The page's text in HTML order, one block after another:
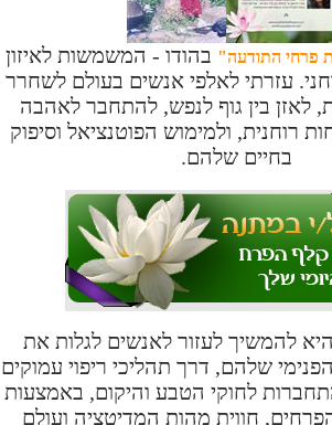
פרחי התודעה" בהודו - המשמשות לאיזון
עזרתי לאלפי אנשים בעולם לשחרר
לאזן בין גוף לנפש, להתחבר לאהבה
רוחנית, ולמימוש הפוטנציאל וסיפוק
בחיים שלהם.
להמשיך לעזור לאנשים לגלות את
שלהם, דרך תהליכי ריפוי
לחוקי הטבע והיקום, באמצעות
חווית מהות המדיטציה ועולם